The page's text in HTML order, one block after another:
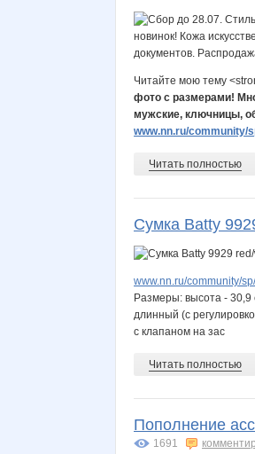
Читайте мою тему
фото с размерами!
мужские, ключницы,
www.nn.ru/community/
Читать полностью
Сумка Batty
www.nn.ru/community/
Размеры: высота - 30,9
длинный (с
с клапаном на зас
Читать полностью
Пополнение
1691